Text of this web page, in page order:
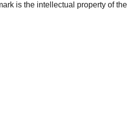
is the intellectual property of the